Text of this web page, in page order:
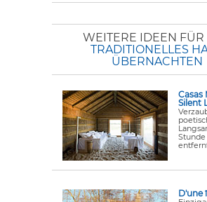
WEITERE IDEEN FÜR
TRADITIONELLES
ÜBERNACHTEN
Casas
Silent
Stunde
D'une